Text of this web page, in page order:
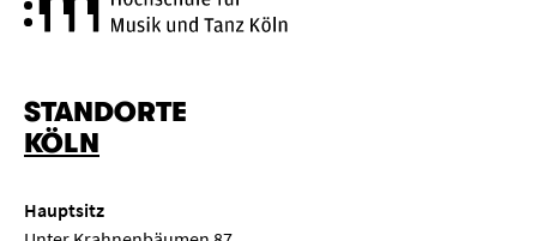
STANDORTE
KÖLN
Hauptsitz